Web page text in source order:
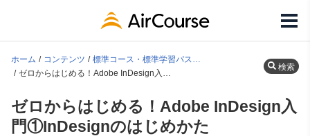
ホーム コンテンツ
標準コース・標準学習パス一覧
ゼロからはじめる！Adobe InDesign入門①InDesignのはじめかた
検索
ゼロからはじめる！Adobe InDesign入
門①InDesignのはじめかた